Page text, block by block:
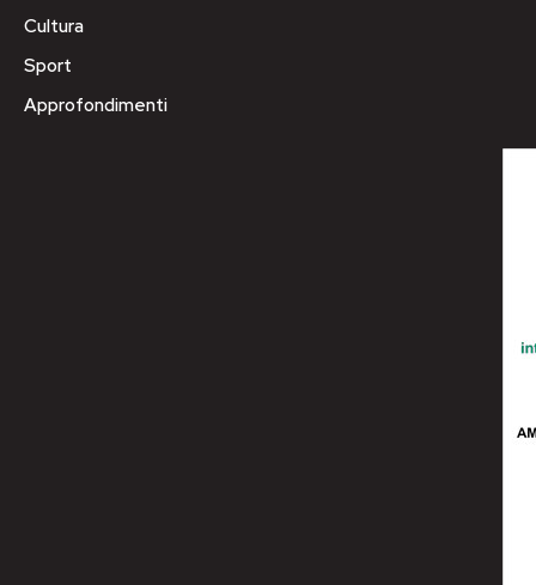
Cultura
Sport
Approfondimenti